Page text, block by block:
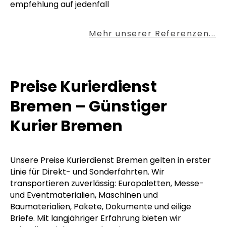
empfehlung auf jedenfall
Mehr unserer Referenzen...
Preise Kurierdienst
Bremen – Günstiger
Kurier Bremen
Unsere Preise Kurierdienst Bremen gelten in erster
Linie für Direkt- und Sonderfahrten. Wir
transportieren zuverlässig: Europaletten, Messe-
und Eventmaterialien, Maschinen und
Baumaterialien, Pakete, Dokumente und eilige
Briefe. Mit langjähriger Erfahrung bieten wir